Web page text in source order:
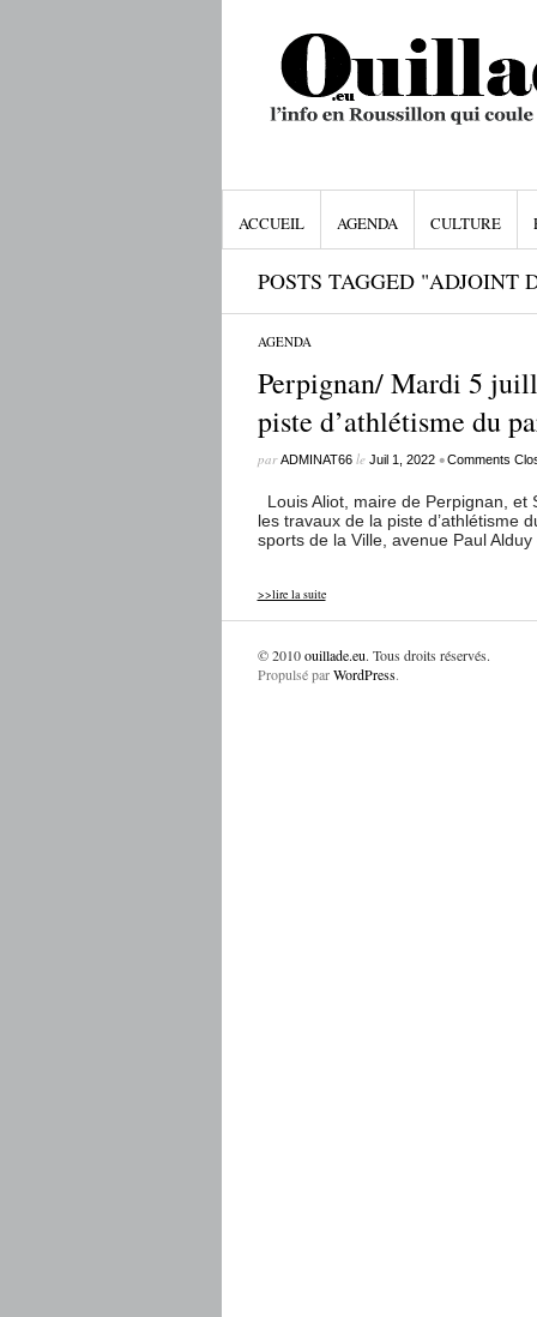
ACCUEIL AGENDA CULTURE
POSTS TAGGED "ADJOINT
AGENDA
Perpignan/ Mardi 5
piste d’athlétisme du
parADMINAT66le Juil 1, 2022 •Comments
Louis Aliot, maire de Perpignan,
les travaux de la piste d’athlétisme
sports de la Ville, avenue Paul
>>lire la suite
© 2010ouillade.eu. Tous droits réservés.
Propulsé parWordPress.